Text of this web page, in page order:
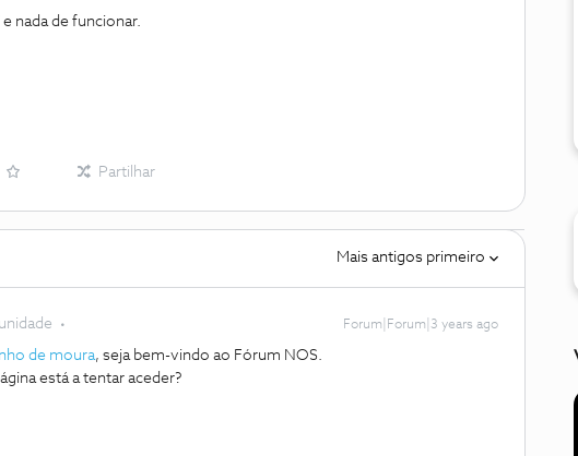
nada de funcionar.
Partilhar
Mais antigos primeiro
Forum|Forum|3 years ago
de moura, seja bem-vindo ao Fórum NOS.
está a tentar aceder?